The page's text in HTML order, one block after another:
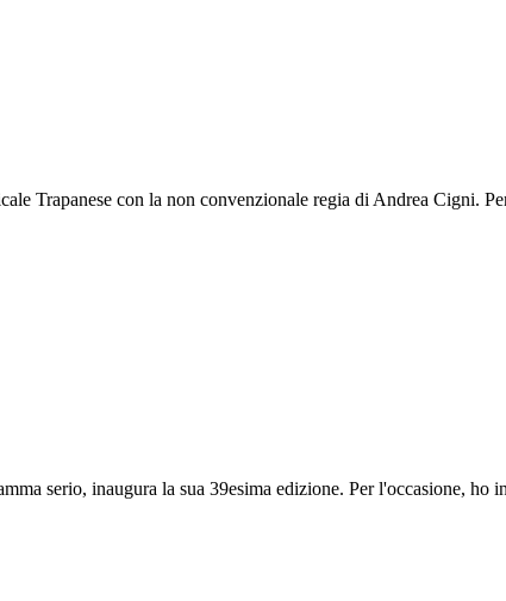
Trapanese con la non convenzionale regia di Andrea Cigni.
serio, inaugura la sua 39esima edizione. Per l'occasione, ho